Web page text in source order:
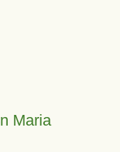
Maria